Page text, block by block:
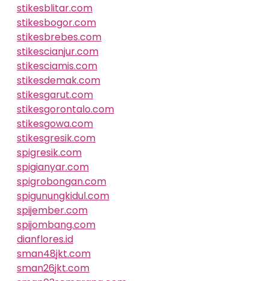
stikesblitar.com
stikesbogor.com
stikesbrebes.com
stikescianjur.com
stikesciamis.com
stikesdemak.com
stikesgarut.com
stikesgorontalo.com
stikesgowa.com
stikesgresik.com
spigresik.com
spigianyar.com
spigrobongan.com
spigunungkidul.com
spijember.com
spijombang.com
dianflores.id
sman48jkt.com
sman26jkt.com